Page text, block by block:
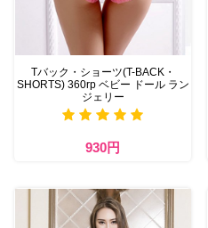
Tバック・ショーツ(T-BACK・
SHORTS) 360rp ベビー ドール ラン
ジェリー
930円